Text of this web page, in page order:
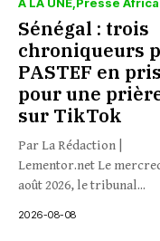
Sénégal : trois
chroniqueurs
PASTEF en
pour une
sur TikTok
Par La Rédaction |
Lementor.net Le
août 2026, le tribunal...
2026-08-08